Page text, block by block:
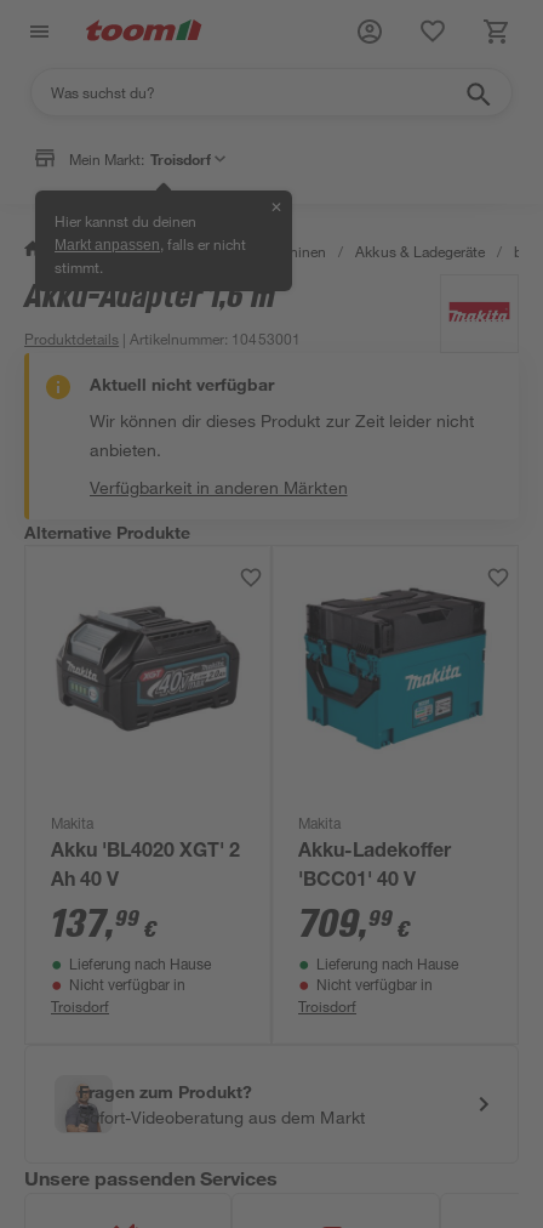
Mein Markt: Troisdorf
Hier kannst du deinen
Markt anpassen , falls er nicht
stimmt.
✕
/ Garten & Freizeit / Gartenmaschinen / Akkus & Ladegeräte / bis
Akku-Adapter 1,6 m
Produktdetails | Artikelnummer: 10453001
Aktuell nicht verfügbar
Wir können dir dieses Produkt zur Zeit leider nicht
anbieten.
Verfügbarkeit in anderen Märkten
Alternative Produkte
Makita
Akku 'BL4020 XGT' 2
Ah 40 V
137,99 €
Lieferung nach Hause
Nicht verfügbar in
Troisdorf
Makita
Akku-Ladekoffer
'BCC01' 40 V
709,99 €
Lieferung nach Hause
Nicht verfügbar in
Troisdorf
Fragen zum Produkt?
Sofort-Videoberatung aus dem Markt
Unsere passenden Services